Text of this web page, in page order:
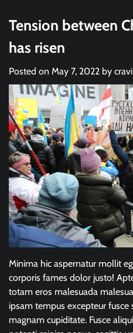
Tension between
has risen
Posted on May 7, 2022 by
Minima hic aspernatur mollit
corporis fames dolor justo!
totam eros malesuada
ipsam tempus excepteur
magnam cupiditate. Fusce